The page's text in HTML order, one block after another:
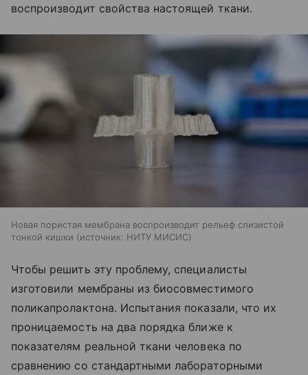
воспроизводит свойства настоящей ткани.
Новая пористая мембрана воспроизводит рельеф слизистой
тонкой кишки
источник: НИТУ МИСИС
Чтобы решить эту проблему, специалисты
изготовили мембраны из биосовместимого
поликапролактона. Испытания показали, что их
проницаемость на два порядка ближе к
показателям реальной ткани человека по
сравнению со стандартными лабораторными